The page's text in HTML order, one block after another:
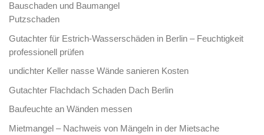
Bauschaden und Baumangel
Putzschaden
Gutachter für Estrich-Wasserschäden in Berlin – Feuchtigkeit
professionell prüfen
undichter Keller nasse Wände sanieren Kosten
Gutachter Flachdach Schaden Dach Berlin
Baufeuchte an Wänden messen
Mietmangel – Nachweis von Mängeln in der Mietsache